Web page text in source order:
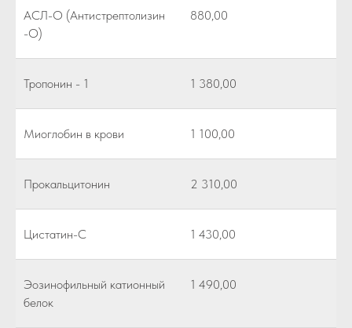
АСЛ-О (Антистрептолизин
-О)
880,00
Тропонин - 1 1 380,00
Миоглобин в крови 1 100,00
Прокальцитонин 2 310,00
Цистатин-С 1 430,00
Эозинофильный катионный
белок
1 490,00